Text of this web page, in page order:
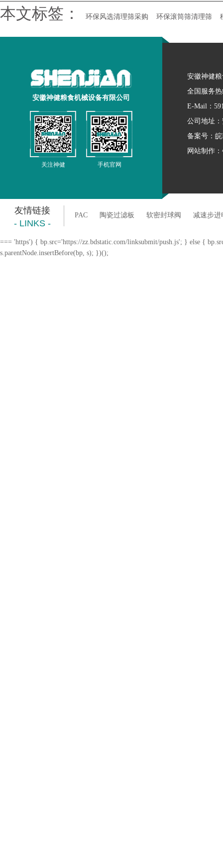
本文标签： 环保风选清理筛采购 环保滚筒筛清理筛
安徽神健粮食机械设备有限公司
关注神健 手机官网
安徽神健
全国服务热
E-Mail：
公司地址
备案号： 皖
网站制作：
友情链接
- LINKS -
PAC 陶瓷过滤板 软密封球阀 减速步进
=== 'https') { bp.src='https://zz.bdstatic.com/linksubmit/push.js'; } else {
s.parentNode.insertBefore(bp, s); })();